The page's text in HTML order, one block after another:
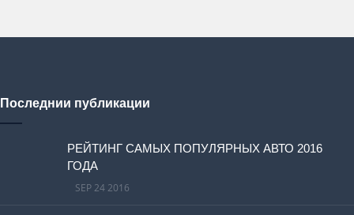
Последнии публикации
РЕЙТИНГ САМЫХ ПОПУЛЯРНЫХ АВТО 2016
ГОДА
SEP 24 2016